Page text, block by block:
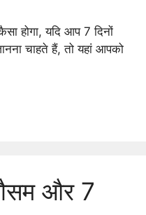
होगा, यदि आप 7 दिनों
चाहते हैं, तो यहां आपको
और 7